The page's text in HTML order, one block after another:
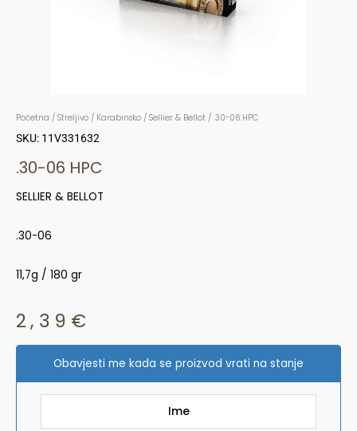
Početna / Streljivo / Karabinsko / Sellier & Bellot / .30-06 HPC
SKU: 11V331632
.30-06 HPC
SELLIER & BELLOT
.30-06
11,7g / 180 gr
2,39 €
Obavjesti me kada se proizvod vrati na stanje